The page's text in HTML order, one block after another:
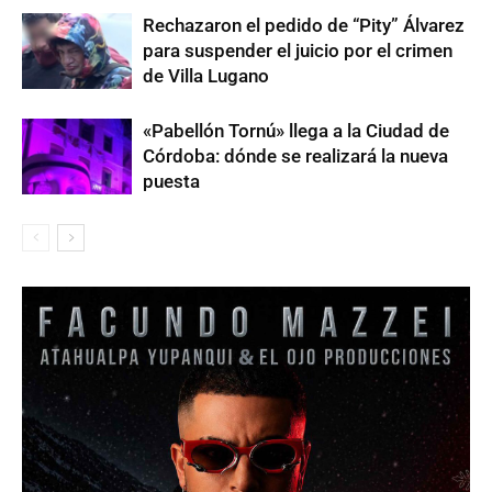
Rechazaron el pedido de “Pity” Álvarez
para suspender el juicio por el crimen
de Villa Lugano
«Pabellón Tornú» llega a la Ciudad de
Córdoba: dónde se realizará la nueva
puesta